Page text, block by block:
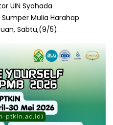
UIN Syahada
Mulia Harahap
Sabtu,(9/5).